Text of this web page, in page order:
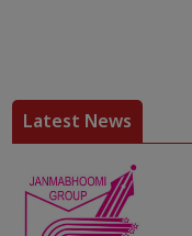
Latest News